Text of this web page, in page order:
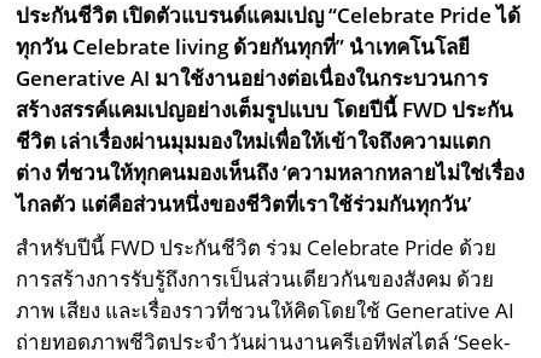
ประกันชีวิต เปิดตัวแบรนด์แคมเปญ “Celebrate Pride ได้
ทุกวัน Celebrate living ด้วยกันทุกที่” นำเทคโนโลยี
Generative AI มาใช้งานอย่างต่อเนื่องในกระบวนการ
สร้างสรรค์แคมเปญอย่างเต็มรูปแบบ โดยปีนี้ FWD ประกัน
ชีวิต เล่าเรื่องผ่านมุมมองใหม่เพื่อให้เข้าใจถึงความแตก
ต่าง ที่ชวนให้ทุกคนมองเห็นถึง ‘ความหลากหลายไม่ใช่เรื่อง
ไกลตัว แต่คือส่วนหนึ่งของชีวิตที่เราใช้ร่วมกันทุกวัน’
สำหรับปีนี้ FWD ประกันชีวิต ร่วม Celebrate Pride ด้วย
การสร้างการรับรู้ถึงการเป็นส่วนเดียวกันของสังคม ด้วย
ภาพ เสียง และเรื่องราวที่ชวนให้คิดโดยใช้ Generative AI
ถ่ายทอดภาพชีวิตประจำวันผ่านงานครีเอทีฟสไตล์ ‘Seek-